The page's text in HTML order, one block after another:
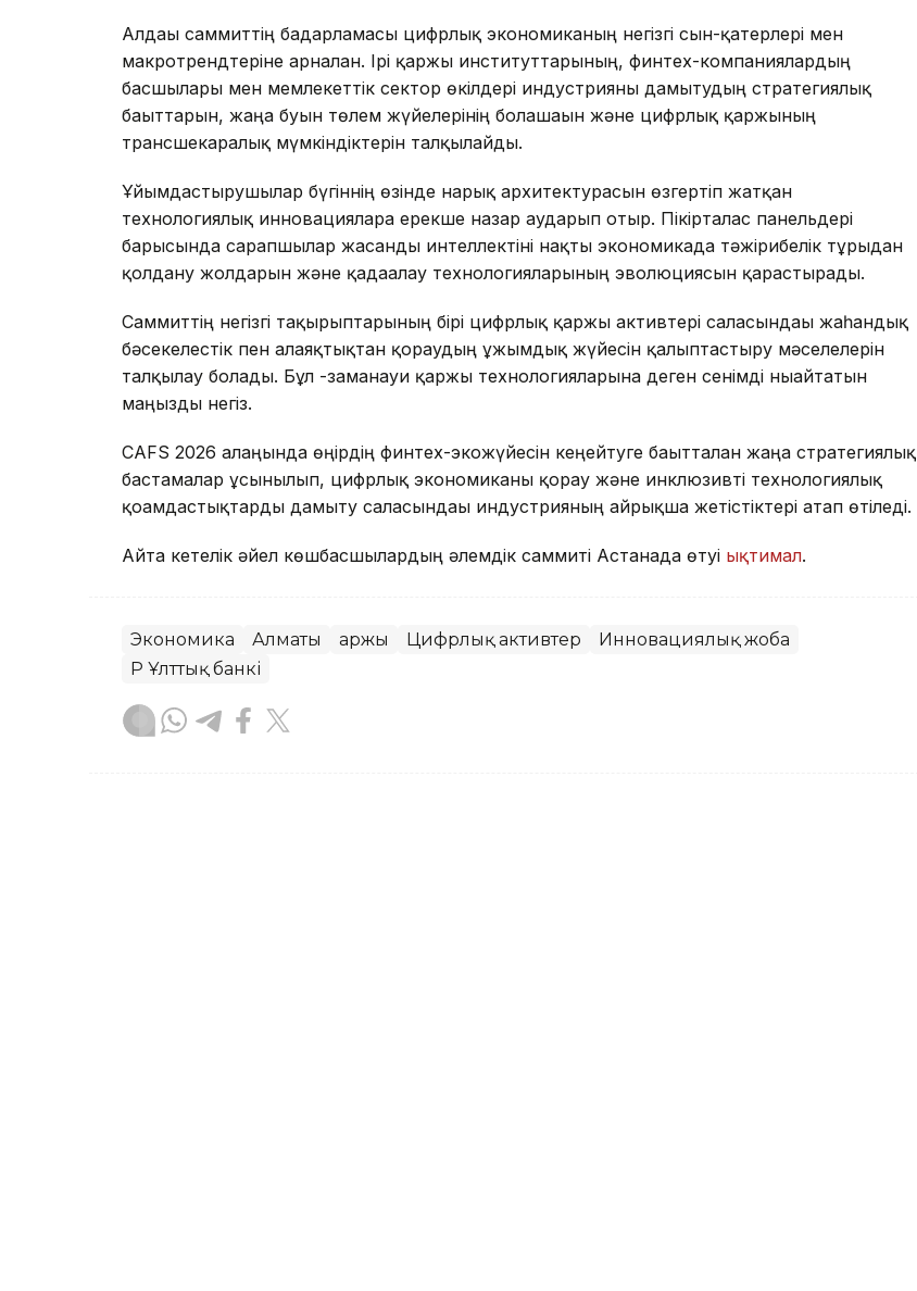
Алдағы саммиттің бағдарламасы цифрлық экономиканың негізгі сын-қатерлері мен
макротрендтеріне арналған. Ірі қаржы институттарының, финтех-компаниялардың
басшылары мен мемлекеттік сектор өкілдері индустрияны дамытудың стратегиялық
бағыттарын, жаңа буын төлем жүйелерінің болашағын және цифрлық қаржының
трансшекаралық мүмкіндіктерін талқылайды.
Ұйымдастырушылар бүгіннің өзінде нарық архитектурасын өзгертіп жатқан
технологиялық инновацияларға ерекше назар аударып отыр. Пікірталас панельдері
барысында сарапшылар жасанды интеллектіні нақты экономикада тәжірибелік тұрғыдан
қолдану жолдарын және қадағалау технологияларының эволюциясын қарастырады.
Саммиттің негізгі тақырыптарының бірі цифрлық қаржы активтері саласындағы жаһандық
бәсекелестік пен алаяқтықтан қорғаудың ұжымдық жүйесін қалыптастыру мәселелерін
талқылау болады. Бұл -заманауи қаржы технологияларына деген сенімді нығайтатын
маңызды негіз.
CAFS 2026 алаңында өңірдің финтех-экожүйесін кеңейтуге бағытталған жаңа стратегиялық
бастамалар ұсынылып, цифрлық экономиканы қорғау және инклюзивті технологиялық
қоғамдастықтарды дамыту саласындағы индустрияның айрықша жетістіктері атап өтіледі.
Айта кетелік әйел көшбасшылардың әлемдік саммиті Астанада өтуі ықтимал.
Экономика Алматы Қаржы Цифрлық активтер
Инновациялық жоба
ҚР Ұлттық банкі